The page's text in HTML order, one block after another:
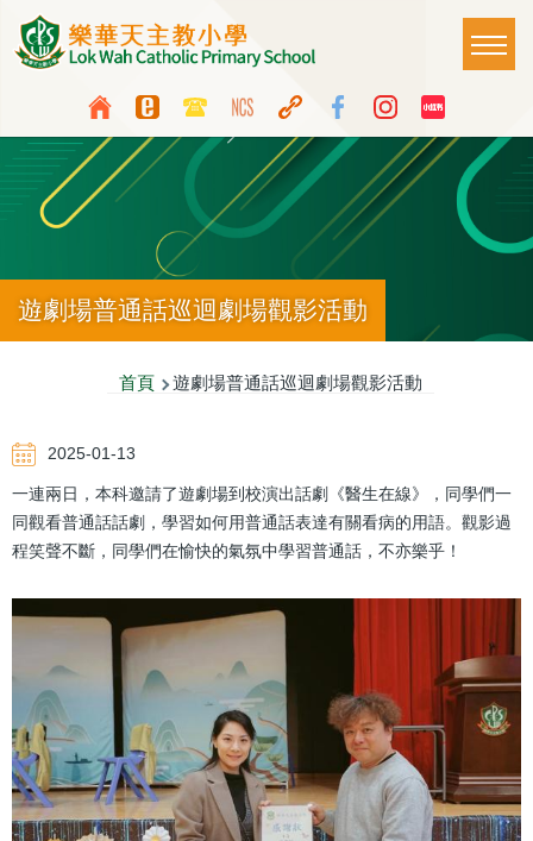
移至主內容
Top
Media
Icon
Button
Language
switcher
Main
遊劇場普通話巡迴劇場觀影活動
連
結
首頁 遊劇場普通話巡迴劇場觀影活動
2025-01-13
一連兩日，本科邀請了遊劇場到校演出話劇《醫生在線》，同學們一
同觀看普通話話劇，學習如何用普通話表達有關看病的用語。觀影過
程笑聲不斷，同學們在愉快的氣氛中學習普通話，不亦樂乎！